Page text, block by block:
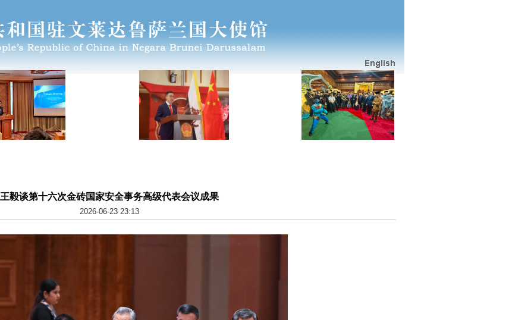
王毅谈第十六次金砖国家安全事务高级代表会议成果
2026-06-23 23:13